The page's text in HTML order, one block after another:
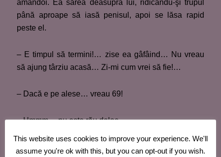
amândoi. Ea sărea deasupra lui, ridicându-şi trupul
până aproape să iasă penisul, apoi se lăsa rapid
peste el.
– E timpul să termini!… zise ea gâfâind… Nu vreau
să ajung târziu acasă… Zi-mi cum vrei să fie!…
– Dacă e pe alese… vreau 69!
– Hmmm… nu este rău deloc.
Gaby s-a ridicat, imediat s-a răsucit şi s-a aşezat
This website uses cookies to improve your experience. We'll
assume you're ok with this, but you can opt-out if you wish.